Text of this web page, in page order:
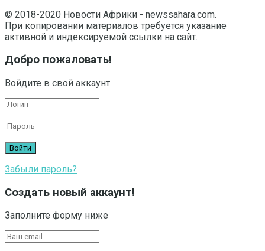
© 2018-2020 Новости Африки - newssahara.com.
При копировании материалов требуется указание
активной и индексируемой ссылки на сайт.
Добро пожаловать!
Войдите в свой аккаунт
Забыли пароль?
Создать новый аккаунт!
Заполните форму ниже